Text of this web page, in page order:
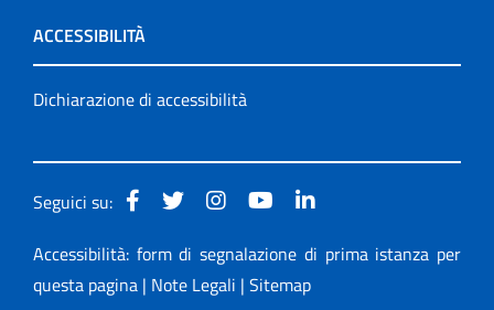
ACCESSIBILITÀ
Dichiarazione di accessibilità
Seguici su:
Accessibilità: form di segnalazione di prima istanza per
questa pagina | Note Legali | Sitemap